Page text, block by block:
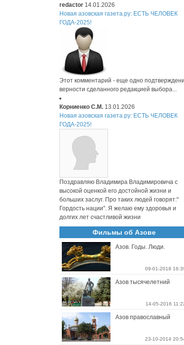
redactor 14.01.2026
Новая азовская газета.ру: ЕСТЬ ЧЕЛОВЕК
ГОДА-2025!
Этот комментарий - еще одно
верности сделанного редакцией выбора...
Корниенко С.М. 13.01.2026
Новая азовская газета.ру: ЕСТЬ ЧЕЛОВЕК
ГОДА-2025!
Поздравляю Владимира Владимировича с
высокой оценкой его достойной жизни и
больших заслуг. Про таких людей говорят:"
Гордость нации". Я желаю ему здоровья и
долгих лет счастливой жизни
Фильмы об Азове
Азов. Годы. Люди.
09-01-2018
Азов тысячелетний
14-05-2016
Азов православный
23-10-2014